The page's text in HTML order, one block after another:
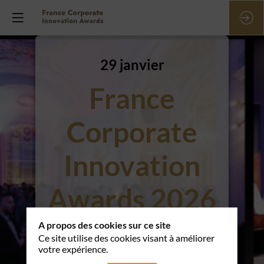
29 janvier
France
Corporate
Innovation
Awards 2026
Cérémonie de
A propos des cookies sur ce site
Ce site utilise des cookies visant à améliorer
votre expérience.